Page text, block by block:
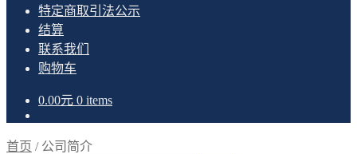
特定商取引法公示
结算
联系我们
购物车
0.00元 0 items
首页 / 公司简介